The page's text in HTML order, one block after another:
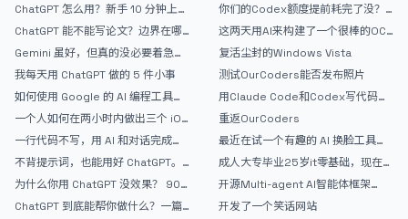
ChatGPT 怎么用？新手 10 分钟上手
ChatGPT 能不能写论文？边界在哪
Gemini 虽好，但真的没必要着急放
弃 ChatGPT
我每天用 ChatGPT 做的 5 件小事
如何使用 Google 的 AI 编程工具
AntiGravity：独立开发者的新时代
武器
一个人如何在两小时内做出三个 iOS
APP？｜AntiGravity + Gemini 3 实
战完整记录
一行代码不写，用 AI 和对话完成一
个完整网站：《图书天堂》实战记录
不背提示词，也能用好 ChatGPT。
一个万能提问模板
为什么你用 ChatGPT 没效果？ 90%
的人第一步就问错了
ChatGPT 到底能帮你做什么？一篇
你们的Codex额度提前耗完了没？
戒断反应如何？
这两天用AI来构建了一个很棒的OC
论坛精华区
复活尘封的Windows Vista
测试OurCoders能否发布照片
用Claude Code和Codex写代码真
的爽，但是App怎么挣钱还是很难啊
重返OurCoders
最近在试一个有趣的 AI 换脸工具，
效果挺不错
成人大专毕业25岁it零基础，现在想
考软件设计师，有什么好的建议吗，
谢谢！
开源Multi-agent AI智能体框架
aevatar.ai，欢迎大家贡献代码
开发了一个笑话网站